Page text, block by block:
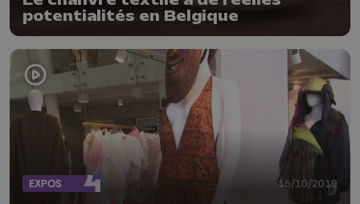
potentialités en Belgique
EXPOS 15/10/2019